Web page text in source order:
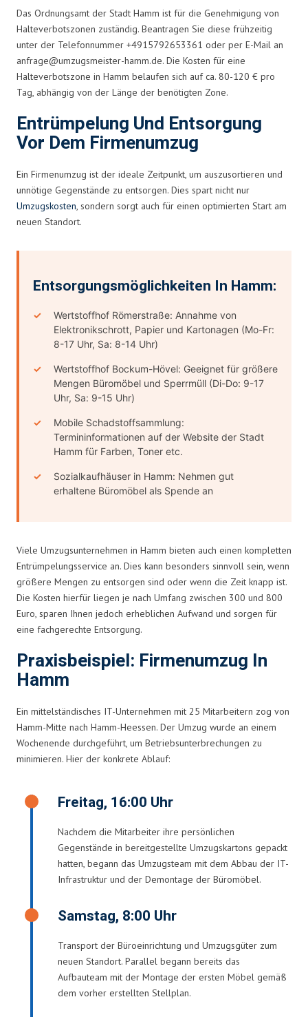
Das Ordnungsamt der Stadt Hamm ist für die Genehmigung von
Halteverbotszonen zuständig. Beantragen Sie diese frühzeitig
unter der Telefonnummer +4915792653361 oder per E-Mail an
anfrage@umzugsmeister-hamm.de. Die Kosten für eine
Halteverbotszone in Hamm belaufen sich auf ca. 80-120 € pro
Tag, abhängig von der Länge der benötigten Zone.
Entrümpelung Und Entsorgung
Vor Dem Firmenumzug
Ein Firmenumzug ist der ideale Zeitpunkt, um auszusortieren und
unnötige Gegenstände zu entsorgen. Dies spart nicht nur
Umzugskosten, sondern sorgt auch für einen optimierten Start am
neuen Standort.
Entsorgungsmöglichkeiten In Hamm:
Wertstoffhof Römerstraße: Annahme von
Elektronikschrott, Papier und Kartonagen (Mo-Fr:
8-17 Uhr, Sa: 8-14 Uhr)
Wertstoffhof Bockum-Hövel: Geeignet für größere
Mengen Büromöbel und Sperrmüll (Di-Do: 9-17
Uhr, Sa: 9-15 Uhr)
Mobile Schadstoffsammlung:
Termininformationen auf der Website der Stadt
Hamm für Farben, Toner etc.
Sozialkaufhäuser in Hamm: Nehmen gut
erhaltene Büromöbel als Spende an
Viele Umzugsunternehmen in Hamm bieten auch einen kompletten
Entrümpelungsservice an. Dies kann besonders sinnvoll sein, wenn
größere Mengen zu entsorgen sind oder wenn die Zeit knapp ist.
Die Kosten hierfür liegen je nach Umfang zwischen 300 und 800
Euro, sparen Ihnen jedoch erheblichen Aufwand und sorgen für
eine fachgerechte Entsorgung.
Praxisbeispiel: Firmenumzug In
Hamm
Ein mittelständisches IT-Unternehmen mit 25 Mitarbeitern zog von
Hamm-Mitte nach Hamm-Heessen. Der Umzug wurde an einem
Wochenende durchgeführt, um Betriebsunterbrechungen zu
minimieren. Hier der konkrete Ablauf:
Freitag, 16:00 Uhr
Nachdem die Mitarbeiter ihre persönlichen
Gegenstände in bereitgestellte Umzugskartons gepackt
hatten, begann das Umzugsteam mit dem Abbau der IT-
Infrastruktur und der Demontage der Büromöbel.
Samstag, 8:00 Uhr
Transport der Büroeinrichtung und Umzugsgüter zum
neuen Standort. Parallel begann bereits das
Aufbauteam mit der Montage der ersten Möbel gemäß
dem vorher erstellten Stellplan.